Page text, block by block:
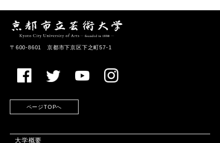
〒600-8601 京都市下京区下之町57-1
ページTOPへ
大学概要